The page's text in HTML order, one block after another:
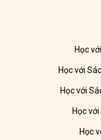
Học
Học với
Học với
Học
Học